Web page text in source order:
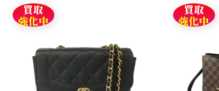
買取
強化中
買取
強化中